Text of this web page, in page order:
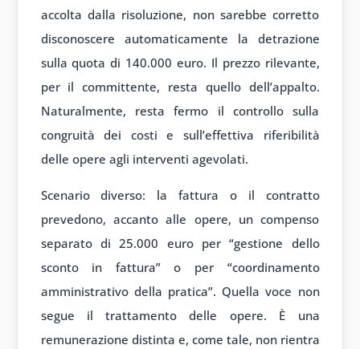
accolta dalla risoluzione, non sarebbe corretto
disconoscere automaticamente la detrazione
sulla quota di 140.000 euro. Il prezzo rilevante,
per il committente, resta quello dell’appalto.
Naturalmente, resta fermo il controllo sulla
congruità dei costi e sull’effettiva riferibilità
delle opere agli interventi agevolati.
Scenario diverso: la fattura o il contratto
prevedono, accanto alle opere, un compenso
separato di 25.000 euro per “gestione dello
sconto in fattura” o per “coordinamento
amministrativo della pratica”. Quella voce non
segue il trattamento delle opere. È una
remunerazione distinta e, come tale, non rientra